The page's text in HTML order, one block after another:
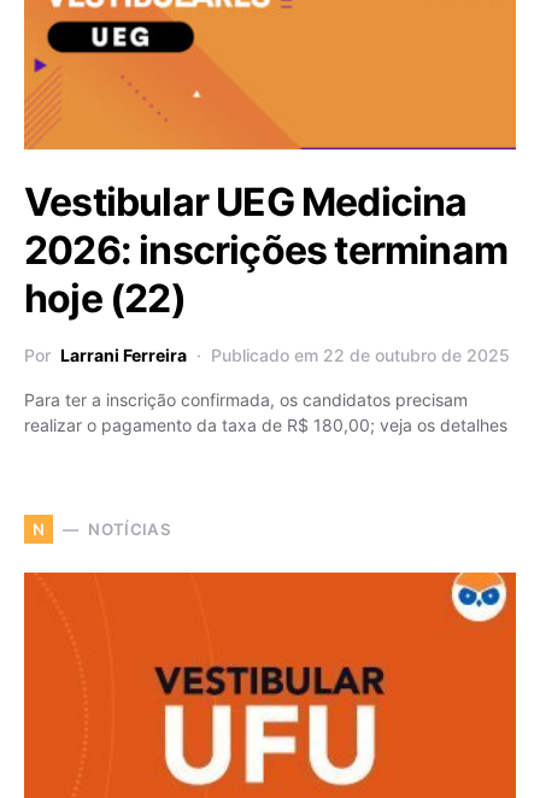
Vestibular UEG Medicina
2026: inscrições terminam
hoje (22)
Por Larrani Ferreira Publicado em 22 de outubro de 2025
Para ter a inscrição confirmada, os candidatos precisam
realizar o pagamento da taxa de R$ 180,00; veja os detalhes
N NOTÍCIAS